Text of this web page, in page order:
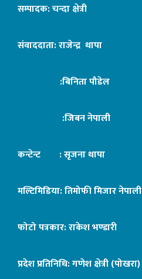
सम्पादक: चन्दा क्षेत्री
संवाददाता: राजेन्द्र थापा
:बिनिता पौडेल
:जिबन नेपाली
कन्टेन्ट : सृजना थापा
मल्टिमिडिया: तिमोफी मिजार नेपाली
फोटो पत्रकार: राकेश भण्डारी
प्रदेश प्रतिनिधि: गणेश क्षेत्री (पोखरा)